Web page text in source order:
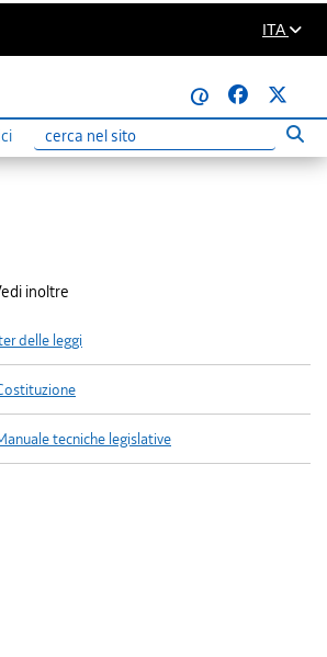
ITA
@
Ricerca
inoltre
delle leggi
tecniche legislative